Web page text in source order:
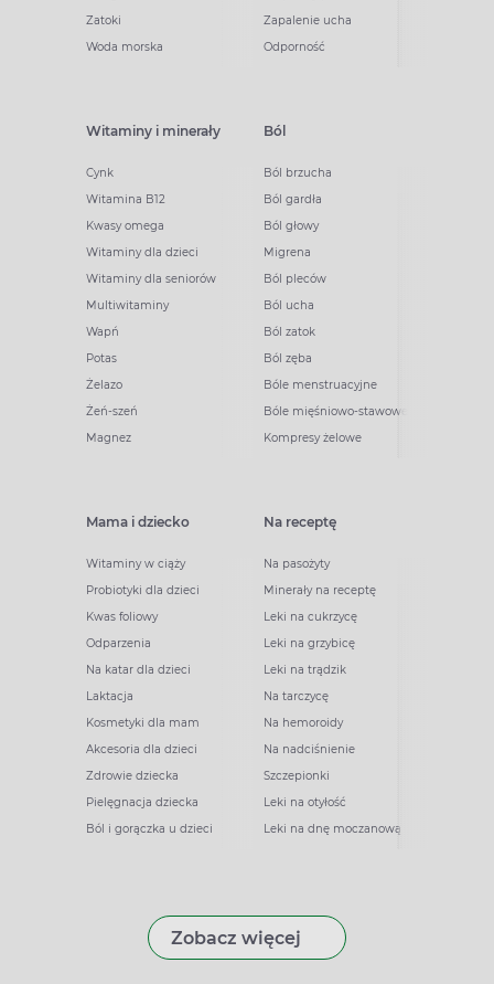
Zatoki
Woda morska
Zapalenie ucha
Odporność
Witaminy i minerały
Cynk
Witamina B12
Kwasy omega
Witaminy dla dzieci
Witaminy dla seniorów
Multiwitaminy
Wapń
Potas
Żelazo
Żeń-szeń
Magnez
Ból
Ból brzucha
Ból gardła
Ból głowy
Migrena
Ból pleców
Ból ucha
Ból zatok
Ból zęba
Bóle menstruacyjne
Bóle mięśniowo-stawowe
Kompresy żelowe
Mama i dziecko
Witaminy w ciąży
Probiotyki dla dzieci
Kwas foliowy
Odparzenia
Na katar dla dzieci
Laktacja
Kosmetyki dla mam
Akcesoria dla dzieci
Zdrowie dziecka
Pielęgnacja dziecka
Ból i gorączka u dzieci
Na receptę
Na pasożyty
Minerały na receptę
Leki na cukrzycę
Leki na grzybicę
Leki na trądzik
Na tarczycę
Na hemoroidy
Na nadciśnienie
Szczepionki
Leki na otyłość
Leki na dnę moczanową
Zobacz więcej